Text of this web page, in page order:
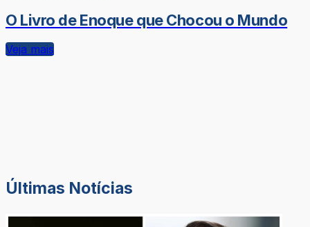
O Livro de Enoque que Chocou o Mundo
Veja mais
Últimas Notícias